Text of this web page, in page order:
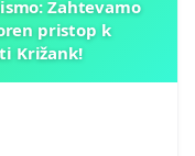
Zahtevamo
pristop k
Križank!